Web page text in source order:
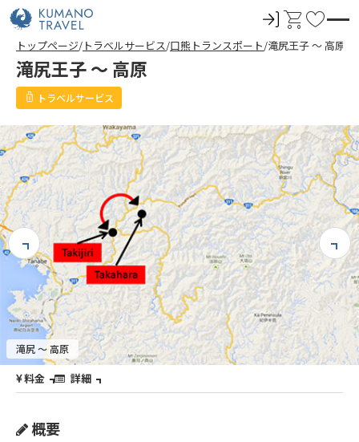
ロ
グ
イ
カ
ー
ト
お
気
トップページ トラベルサービス 口熊トランスポート 滝尻王子 ～ 高原
滝尻王子 ～ 高原
トラベルサービス
滝尻 ～ 高原
料金 詳細
概要